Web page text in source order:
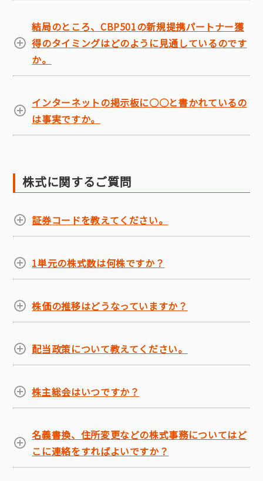
結局のところ、CBP501の新規提携パートナー獲
得のタイミングはどのように見通しているのです
か。
インターネットの掲示板に○○と書かれているの
は事実ですか。
株式に関するご質問
証券コードを教えてください。
1単元の株式数は何株ですか？
株価の推移はどうなっていますか？
配当政策について教えてください。
株主総会はいつですか？
名義書換、住所変更などの株式事務についてはど
こに連絡をすればよいですか？